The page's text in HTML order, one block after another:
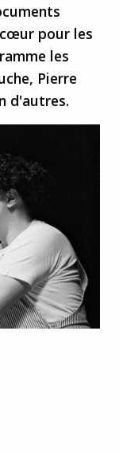
pour les
les
Pierre
d'autres.